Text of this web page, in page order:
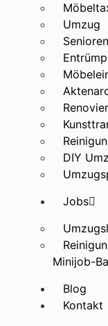
Umzug
DIY
Jobs
Minijob-
Blog
Kontakt